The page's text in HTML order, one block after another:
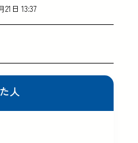
21日 13:37
人